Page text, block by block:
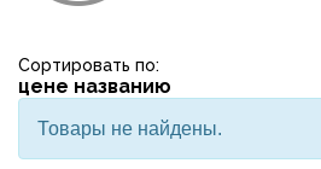
Сортировать по:
цене названию
Товары не найдены.